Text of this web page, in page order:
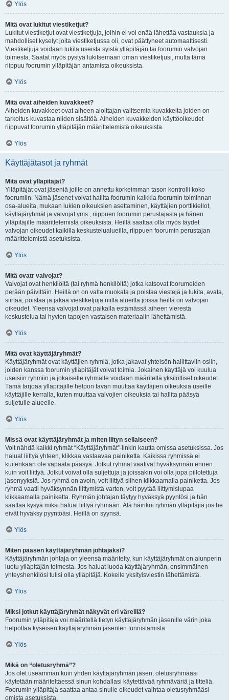
Ylös
Mitä ovat lukitut viestiketjut?
Lukitut viestiketjut ovat viestiketjuja, joihin ei voi enää lähettää vastauksia ja
mahdolliset kyselyt joita viestiketjussa oli, ovat päättyneet automaattisesti.
Viestiketjuja voidaan lukita useista syistä ylläpitäjän tai foorumin valvojan
toimesta. Saatat myös pystyä lukitsemaan oman viestiketjusi, mutta tämä
riippuu foorumin ylläpitäjän antamista oikeuksista.
Ylös
Mitä ovat aiheiden kuvakkeet?
Aiheiden kuvakkeet ovat aiheen aloittajan valitsemia kuvakkeita joiden on
tarkoitus kuvastaa niiden sisältöä. Aiheiden kuvakkeiden käyttöoikeudet
riippuvat foorumin ylläpitäjän määrittelemistä oikeuksista.
Ylös
Käyttäjätasot ja ryhmät
Mitä ovat ylläpitäjät?
Ylläpitäjät ovat jäseniä joille on annettu korkeimman tason kontrolli koko
foorumiin. Nämä jäsenet voivat hallita foorumin kaikkia foorumin toiminnan
osa-alueita, mukaan lukien oikeuksien asettaminen, käyttäjien porttikiellot,
käyttäjäryhmät ja valvojat yms., riippuen foorumin perustajasta ja hänen
ylläpitäjille määrittelemistä oikeuksista. Heillä saattaa olla myös täydet
valvojan oikeudet kaikilla keskustelualueilla, riippuen foorumin perustajan
määrittelemistä asetuksista.
Ylös
Mitä ovatr valvojat?
Valvojat ovat henkilöitä (tai ryhmä henkilöitä) jotka katsovat foorumeiden
perään päivittäin. Heillä on on valta muokata ja poistaa viestejä ja lukita, avata,
siirtää, poistaa ja jakaa viestiketjuja niillä alueilla joissa heillä on valvojan
oikeudet. Yleensä valvojat ovat paikalla estämässä aiheen vierestä
keskustelua tai hyvien tapojen vastaisen materiaalin lähettämistä.
Ylös
Mitä ovat käyttäjäryhmät?
Käyttäjäryhmät ovat käyttäjien ryhmiä, jotka jakavat yhteisön hallittaviin osiin,
joiden kanssa foorumin ylläpitäjät voivat toimia. Jokainen käyttäjä voi kuulua
useisiin ryhmiin ja jokaiselle ryhmälle voidaan määritellä yksilölliset oikeudet.
Tämä tarjoaa ylläpitäjille helpon tavan muuttaa käyttäjien oikeuksia useille
käyttäjille kerralla, kuten muuttaa valvojien oikeuksia tai hallita pääsyä
suljetulle alueelle.
Ylös
Missä ovat käyttäjäryhmät ja miten liityn sellaiseen?
Voit nähdä kaikki ryhmät “Käyttäjäryhmät”-linkin kautta omissa asetuksissa. Jos
haluat liittyä yhteen, klikkaa vastaavaa painiketta. Kaikissa ryhmissä ei
kuitenkaan ole vapaata pääsyä. Jotkut ryhmät vaativat hyväksynnän ennen
kuin voit liittyä. Jotkut voivat olla suljettuja ja joissakin voi olla jopa piilotettuja
jäsenyyksiä. Jos ryhmä on avoin, voit liittyä siihen klikkaamalla painiketta. Jos
ryhmä vaatii hyväksynnän liittymistä varten, voit pyytää liittymislupaa
klikkaamalla painiketta. Ryhmän johtajan täytyy hyväksyä pyyntösi ja hän
saattaa kysyä miksi haluat liittyä ryhmään. Älä häiriköi ryhmän ylläpitäjiä jos he
eivät hyväksy pyyntöäsi. Heillä on syynsä.
Ylös
Miten pääsen käyttäjäryhmän johtajaksi?
Käyttäjäryhmän johtaja on yleensä määritelty, kun käyttäjäryhmät on alunperin
luotu ylläpitäjän toimesta. Jos haluat luoda käyttäjäryhmän, ensimmäinen
yhteyshenkilösi tulisi olla ylläpitäjä. Kokeile yksityisviestin lähettämistä.
Ylös
Miksi jotkut käyttäjäryhmät näkyvät eri väreillä?
Foorumin ylläpitäjä voi määritellä tietyn käyttäjäryhmän jäsenille värin joka
helpottaa kyseisen käyttäjäryhmän jäsenten tunnistamista.
Ylös
Mikä on “oletusryhmä”?
Jos olet useamman kuin yhden käyttäjäryhmän jäsen, oletusryhmääsi
käytetään määriteltäessä sinun kohdallasi käytettävää ryhmäväriä ja titteliä.
Foorumin ylläpitäjä saattaa antaa sinulle oikeudet vaihtaa oletusryhmääsi
omista asetuksista.